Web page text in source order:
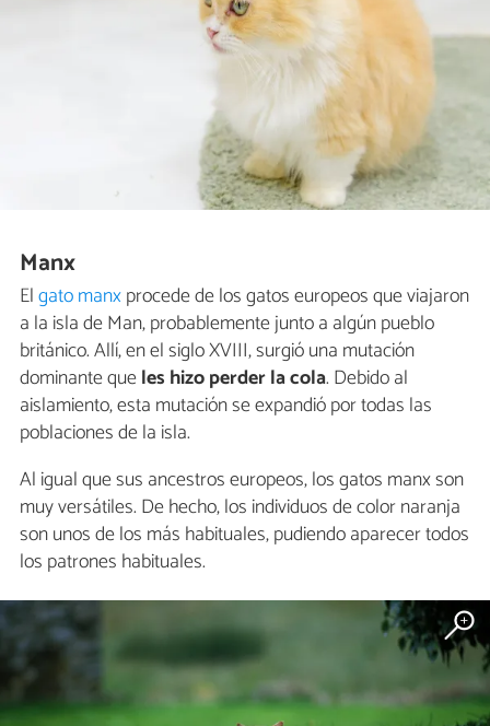
Manx
Elgato manxprocede de los gatos europeos que viajaron
a la isla de Man, probablemente junto a algún pueblo
británico. Allí, en el siglo XVIII, surgió una mutación
dominante queles hizo perder la cola. Debido al
aislamiento, esta mutación se expandió por todas las
poblaciones de la isla.
Al igual que sus ancestros europeos, los gatos manx son
muy versátiles. De hecho, los individuos de color naranja
son unos de los más habituales, pudiendo aparecer todos
los patrones habituales.